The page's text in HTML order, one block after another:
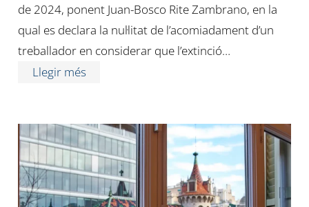
de 2024, ponent Juan-Bosco Rite Zambrano, en la
qual es declara la nul·litat de l’acomiadament d’un
treballador en considerar que l’extinció…
Llegir més